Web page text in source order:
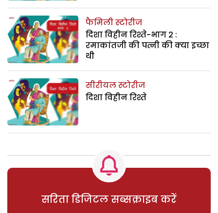
फैमिली स्टोरीज
दिशा विहीन रिश्ते-भाग 2 :
रमाकांतजी की पत्नी की क्या इच्छा
थी
सीरीयल स्टोरीज
दिशा विहीन रिश्ते
सरिता डिजिटल सब्सक्राइब करें